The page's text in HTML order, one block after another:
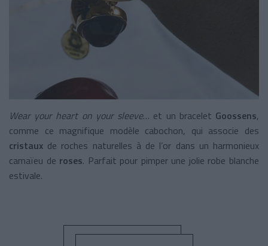
Wear your heart on your sleeve… et un bracelet Goossens,
comme ce magnifique modèle cabochon, qui associe des
cristaux de roches naturelles à de l’or dans un harmonieux
camaïeu de roses. Parfait pour pimper une jolie robe blanche
estivale.